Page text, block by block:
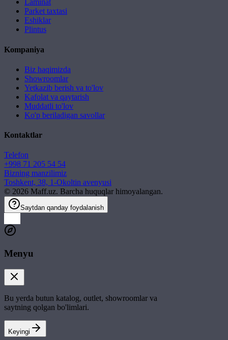
Laminat
Parket taxtasi
Eshiklar
Plintus
Kompaniya
Biz haqimizda
Showroomlar
Yetkazib berish va to'lov
Kafolat va qaytarish
Muddatli to'lov
Ko'p beriladigan savollar
Kontaktlar
Telefon
+998 71 205 54 54
Bizning manzilimiz
Toshkent, 38, 1-Okoltin avenyusi
© 2026 Maff.uz. Barcha huquqlar himoyalangan.
Saytdan qanday foydalanish
Menyu
Bu yerda butun katalog, outlet, showroomlar va
saytning qolgan bo'limlari.
Keyingi